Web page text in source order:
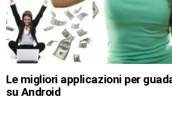
Le migliori applicazioni per
su Android